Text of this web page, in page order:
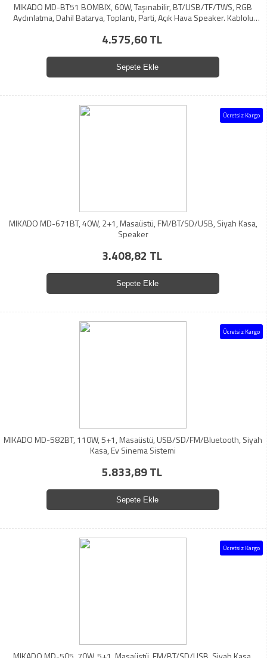
MIKADO MD-BT51 BOMBIX, 60W, Taşınabilir, BT/USB/TF/TWS, RGB
Aydınlatma, Dahil Batarya, Toplantı, Parti, Açık Hava Speaker. Kablolu
4.575,60 TL
Sepete Ekle
Ücretsiz Kargo
MIKADO MD-671BT, 40W, 2+1, Masaüstü, FM/BT/SD/USB, Siyah Kasa,
Speaker
3.408,82 TL
Sepete Ekle
Ücretsiz Kargo
MIKADO MD-582BT, 110W, 5+1, Masaüstü, USB/SD/FM/Bluetooth, Siyah
Kasa, Ev Sinema Sistemi
5.833,89 TL
Sepete Ekle
Ücretsiz Kargo